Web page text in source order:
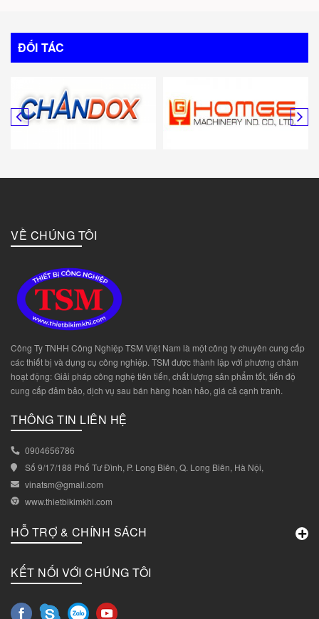
Italy
Canada
Đài Loan
Bulgary
ĐỐI TÁC
VỀ CHÚNG TÔI
Công Ty TNHH Công Nghiệp TSM Việt Nam là một công ty chuyên cung cấp
các thiết bị và dụng cụ công nghiệp. TSM được thành lập với phương châm
hoạt động: Giải pháp công nghệ tiên tiến, chất lượng sản phẩm tốt, tiến độ
cung cấp đảm bảo, dịch vụ sau bán hàng hoàn hảo, giá cả cạnh tranh.
THÔNG TIN LIÊN HỆ
0904656786
Số 9/17/188 Phố Tư Đình, P. Long Biên, Q. Long Biên, Hà Nội,
vinatsm@gmail.com
www.thietbikimkhi.com
HỖ TRỢ & CHÍNH SÁCH
KẾT NỐI VỚI CHÚNG TÔI